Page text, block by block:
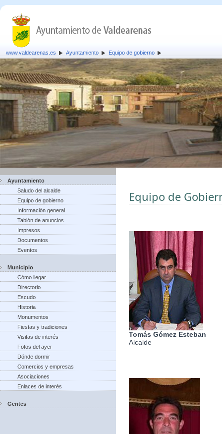
www.valdearenas.es Ayuntamiento Equipo de gobierno
Ayuntamiento
Saludo del alcalde
Equipo de gobierno
Información general
Tablón de anuncios
Impresos
Documentos
Eventos
Municipio
Cómo llegar
Directorio
Escudo
Historia
Monumentos
Fiestas y tradiciones
Visitas de interés
Fotos del ayer
Dónde dormir
Comercios y empresas
Asociaciones
Enlaces de interés
Gentes
Equipo de
Tomás Gómez Esteban
Alcalde